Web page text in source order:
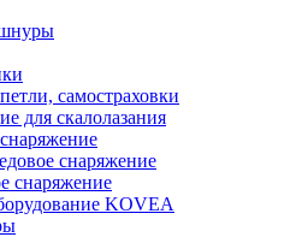
самостраховки
для скалолазания
снаряжение
снаряжение
KOVEA